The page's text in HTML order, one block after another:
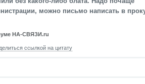
можно письмо написать в
НА-СВЯЗИ.ru
ссылкой на цитату